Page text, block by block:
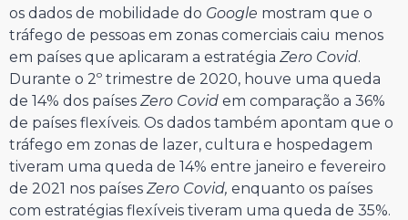
os dados de mobilidade do Google mostram que o
tráfego de pessoas em zonas comerciais caiu menos
em países que aplicaram a estratégia Zero Covid.
Durante o 2º trimestre de 2020, houve uma queda
de 14% dos países Zero Covid em comparação a 36%
de países flexíveis. Os dados também apontam que o
tráfego em zonas de lazer, cultura e hospedagem
tiveram uma queda de 14% entre janeiro e fevereiro
de 2021 nos países Zero Covid, enquanto os países
com estratégias flexíveis tiveram uma queda de 35%.